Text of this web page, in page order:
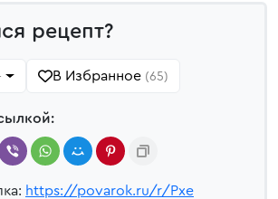
рецепт?
В Избранное (65)
https://povarok.ru/r/Pxe